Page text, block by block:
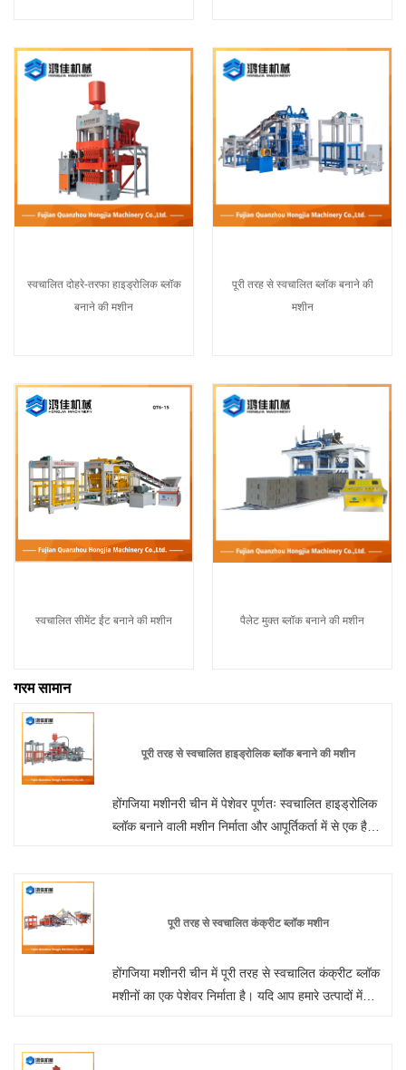
स्वचालित दोहरे-तरफा हाइड्रोलिक ब्लॉक
बनाने की मशीन
पूरी तरह से स्वचालित ब्लॉक बनाने की
मशीन
स्वचालित सीमेंट ईंट बनाने की मशीन पैलेट मुक्त ब्लॉक बनाने की मशीन
गरम सामान
पूरी तरह से स्वचालित हाइड्रोलिक ब्लॉक बनाने की मशीन
होंगजिया मशीनरी चीन में पेशेवर पूर्णतः स्वचालित हाइड्रोलिक
ब्लॉक बनाने वाली मशीन निर्माता और आपूर्तिकर्ता में से एक है।
पूरी तरह से स्वचालित कंक्रीट ब्लॉक मशीन
होंगजिया मशीनरी चीन में पूरी तरह से स्वचालित कंक्रीट ब्लॉक
मशीनों का एक पेशेवर निर्माता है। यदि आप हमारे उत्पादों में